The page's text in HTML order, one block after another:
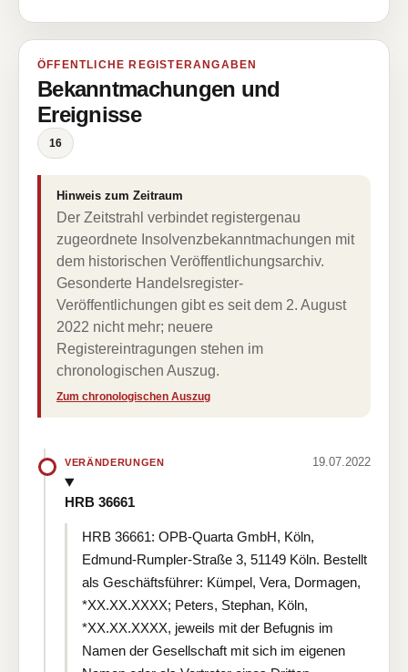
ÖFFENTLICHE REGISTERANGABEN
Bekanntmachungen und
Ereignisse
16
Hinweis zum Zeitraum
Der Zeitstrahl verbindet registergenau
zugeordnete Insolvenzbekanntmachungen mit
dem historischen Veröffentlichungsarchiv.
Gesonderte Handelsregister-
Veröffentlichungen gibt es seit dem 2. August
2022 nicht mehr; neuere
Registereintragungen stehen im
chronologischen Auszug.
Zum chronologischen Auszug
VERÄNDERUNGEN 19.07.2022
HRB 36661
HRB 36661: OPB-Quarta GmbH, Köln,
Edmund-Rumpler-Straße 3, 51149 Köln. Bestellt
als Geschäftsführer: Kümpel, Vera, Dormagen,
*XX.XX.XXXX; Peters, Stephan, Köln,
*XX.XX.XXXX, jeweils mit der Befugnis im
Namen der Gesellschaft mit sich im eigenen